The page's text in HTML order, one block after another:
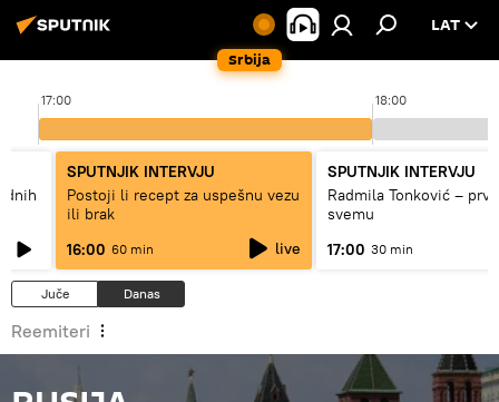
Srbija
LAT
17:00 18:00
SPUTNJIK INTERVJU
Postoji li recept za uspešnu vezu
ili brak
16:00 60 min live
SPUTNJIK INTERVJU
Radmila Tonković –
svemu
17:00 30 min
Juče Danas
Reemiteri